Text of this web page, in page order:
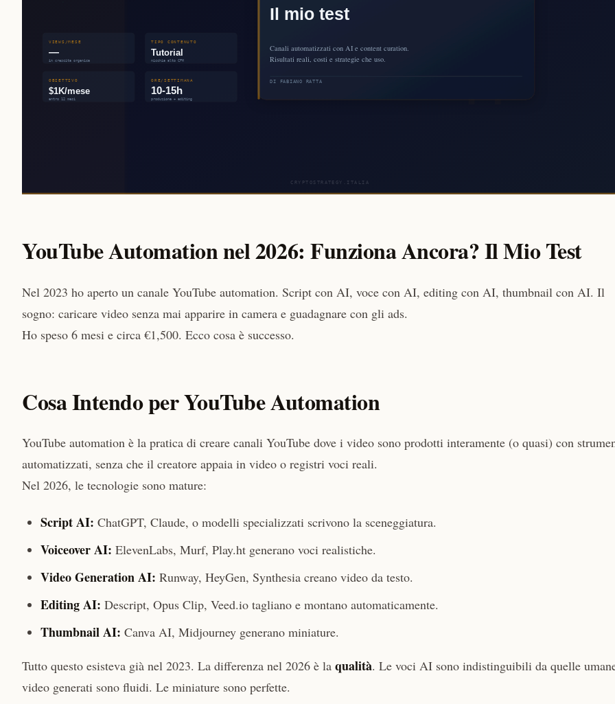
YouTube Automation nel 2026: Funziona Ancora? Il Mio Test
Nel 2023 ho aperto un canale YouTube automation. Script con AI, voce con AI, editing con AI, thumbnail con AI. Il
sogno: caricare video senza mai apparire in camera e guadagnare con gli ads.
Ho speso 6 mesi e circa €1,500. Ecco cosa è successo.
Cosa Intendo per YouTube Automation
YouTube automation è la pratica di creare canali YouTube dove i video sono prodotti interamente (o quasi) con
automatizzati, senza che il creatore appaia in video o registri voci reali.
Nel 2026, le tecnologie sono mature:
Script AI: ChatGPT, Claude, o modelli specializzati scrivono la sceneggiatura.
Voiceover AI: ElevenLabs, Murf, Play.ht generano voci realistiche.
Video Generation AI: Runway, HeyGen, Synthesia creano video da testo.
Editing AI: Descript, Opus Clip, Veed.io tagliano e montano automaticamente.
Thumbnail AI: Canva AI, Midjourney generano miniature.
Tutto questo esisteva già nel 2023. La differenza nel 2026 è la qualità. Le voci AI sono indistinguibili da quelle
video generati sono fluidi. Le miniature sono perfette.